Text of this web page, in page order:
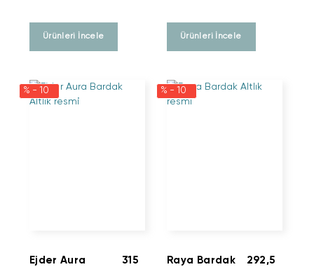
Ürünleri İncele Ürünleri İncele
% - 10
Ejder Aura
315
% - 10
Raya Bardak
292,5